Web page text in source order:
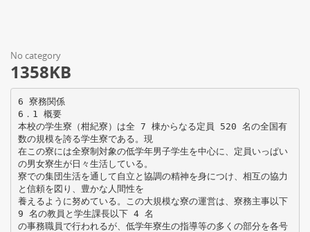
No category
1358KB
6 寮務関係
6．1 概要
本校の学生寮（柑紀寮）は全 7 棟からなる定員 520 名の全国有
数の規模を誇る学生寮である。現
在この寮には全寮制対象の低学年男子学生を中心に、定員いっぱい
の男女寮生が日々生活している。
寮での集団生活を通して自立と協調の精神を身につけ、相互の協力
と信頼を図り、豊かな人間性を
養えるように努めている。この大規模な寮の運営は、寮務主事以下
9 名の教員と学生課長以下 4 名
の事務職員で行われるが、低学年寮生の指導等の多くの部分を各号